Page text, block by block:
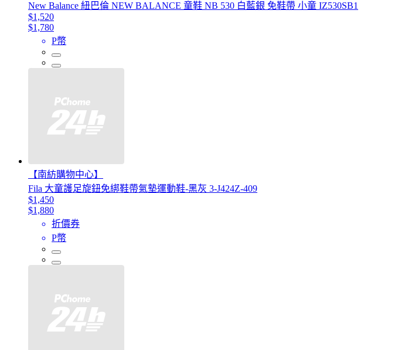
New Balance 紐巴倫 NEW BALANCE 童鞋 NB 530 白藍銀 免鞋帶 小童 IZ530SB1
$1,520
$1,780
P幣
【南紡購物中心】
Fila 大童護足旋鈕免綁鞋帶氣墊運動鞋-黑灰 3-J424Z-409
$1,450
$1,880
折價券
P幣